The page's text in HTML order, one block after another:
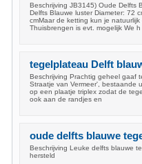
Beschrijving JB3145) Oude Delfts
Delfts Blauwe luster Diameter: 72
cmMaar de ketting kun je
Thuisbrengen is evt. mogelijk We h
tegelplateau Delft
Beschrijving Prachtig geheel gaaf
Straatje van Vermeer', bestaande
op een plaatje triplex zodat de
ook aan de randjes en
oude delfts blauwe
Beschrijving Leuke delfts blauwe
hersteld